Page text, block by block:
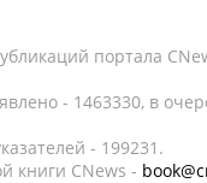
портала
- 1463330, в
- 199231.
книги CNews -